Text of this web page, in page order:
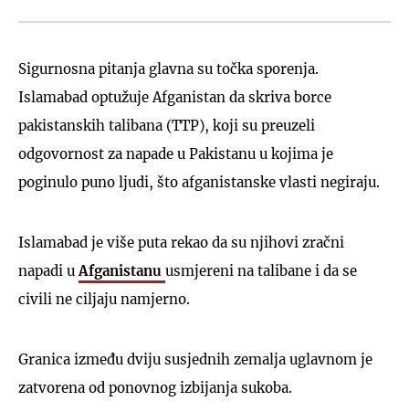
Sigurnosna pitanja glavna su točka sporenja.
Islamabad optužuje Afganistan da skriva borce
pakistanskih talibana (TTP), koji su preuzeli
odgovornost za napade u Pakistanu u kojima je
poginulo puno ljudi, što afganistanske vlasti negiraju.
Islamabad je više puta rekao da su njihovi zračni
napadi u Afganistanu usmjereni na talibane i da se
civili ne ciljaju namjerno.
Granica između dviju susjednih zemalja uglavnom je
zatvorena od ponovnog izbijanja sukoba.